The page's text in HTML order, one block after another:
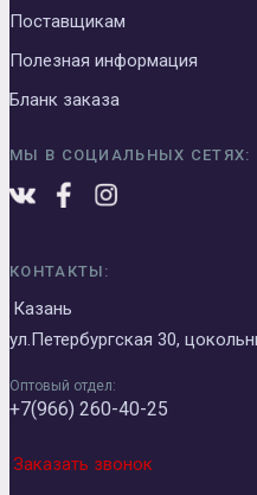
Поставщикам
Полезная информация
Бланк заказа
МЫ В СОЦИАЛЬНЫХ СЕТЯХ:
КОНТАКТЫ:
Казань
ул.Петербургская 30,
Оптовый отдел:
+7(966) 260-40-25
Заказать звонок